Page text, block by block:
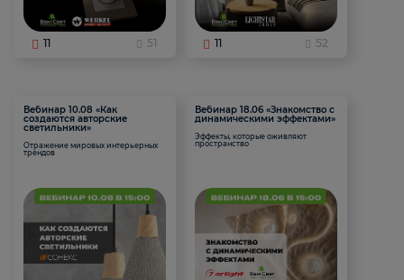
11 51 11 52
Вебинар 10.08 «Как
создаются авторские
светильники»
Отражение мировых интерьерных
трендов
Вебинар 18.06 «Знакомство с
динамическими эффектами»
Эффекты, которые оживляют
пространство